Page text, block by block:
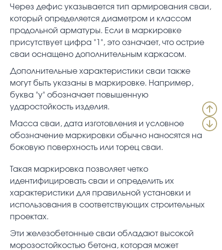
Через дефис указывается тип армирования сваи,
который определяется диаметром и классом
продольной арматуры. Если в маркировке
присутствует цифра "1", это означает, что острие
сваи оснащено дополнительным каркасом.
Дополнительные характеристики сваи также
могут быть указаны в маркировке. Например,
буква "у" обозначает повышенную
ударостойкость изделия.
Масса сваи, дата изготовления и условное
обозначение маркировки обычно наносятся на
боковую поверхность или торец сваи.
Такая маркировка позволяет четко
идентифицировать сваи и определить их
характеристики для правильной установки и
использования в соответствующих строительных
проектах.
Эти железобетонные сваи обладают высокой
морозостойкостью бетона, которая может